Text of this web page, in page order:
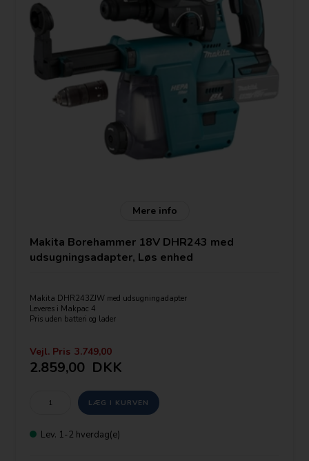
Mere info
Makita Borehammer 18V DHR243 med
udsugningsadapter, Løs enhed
Makita DHR243ZJW med udsugningadapter
Leveres i Makpac 4
Pris uden batteri og lader
SDS-plus værktøjsopsætning.
OBS udskiftelig borepatron
2) og udsugningsadapter (195902-4)
Vejl. Pris 3.749,00
2.859,00 DKK
Lev. 1-2 hverdag(e)